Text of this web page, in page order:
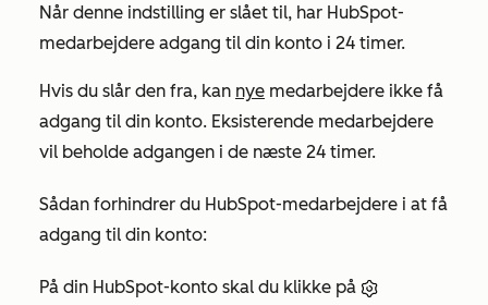
Når denne indstilling er slået til, har HubSpot-
medarbejdere adgang til din konto i 24 timer.
Hvis du slår den fra, kan nye medarbejdere ikke få
adgang til din konto. Eksisterende medarbejdere
vil beholde adgangen i de næste 24 timer.
Sådan forhindrer du HubSpot-medarbejdere i at få
adgang til din konto:
På din HubSpot-konto skal du klikke på